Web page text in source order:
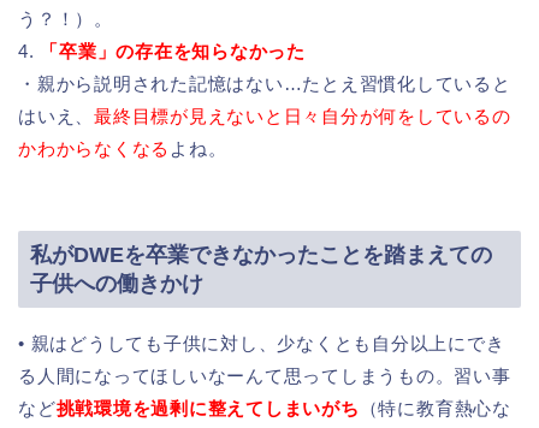
う？！）。
4.
「卒業」の存在を知らなかった
・親から説明された記憶はない…たとえ習慣化していると
はいえ、最終目標が見えないと日々自分が何をしているの
かわからなくなる よね。
私がDWEを卒業できなかったことを踏まえての
子供への働きかけ
• 親はどうしても子供に対し、少なくとも自分以上にでき
る人間になってほしいなーんて思ってしまうもの。習い事
など挑戦環境を過剰に整えてしまいがち
（特に教育熱心な